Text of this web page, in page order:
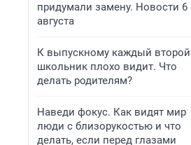
придумали замену. Новости 6
августа
К выпускному каждый второй
школьник плохо видит. Что
делать родителям?
Наведи фокус. Как видят мир
люди с близорукостью и что
делать, если перед глазами